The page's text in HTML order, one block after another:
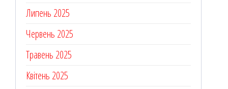
Липень 2025
Червень 2025
Травень 2025
Квітень 2025